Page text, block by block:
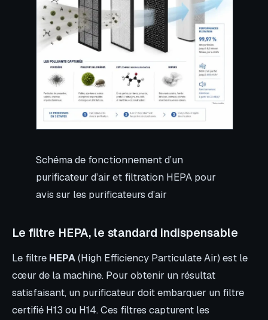
Schéma de fonctionnement d’un
purificateur d’air et filtration HEPA pour
avis sur les purificateurs d’air
Le filtre HEPA, le standard indispensable
Le filtre HEPA(High Efficiency Particulate Air) est le
cœur de la machine. Pour obtenir un résultat
satisfaisant, un purificateur doit embarquer un filtre
certifié H13 ou H14. Ces filtres capturent les